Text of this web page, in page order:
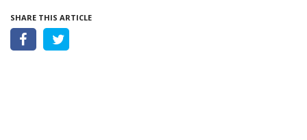
SHARE THIS ARTICLE